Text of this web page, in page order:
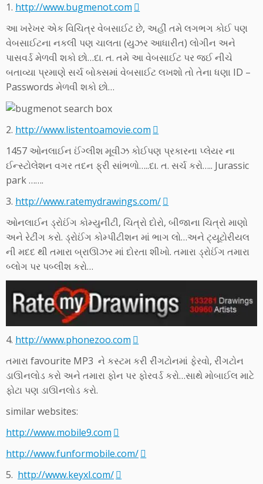
1. http://www.bugmenot.com
આ ખરેખર એક વિચિત્ર વેબસાઈટ છે, અહીં તમે લગભગ કોઈ પણ
વેબસાઈટના નકલી પણ ચાલતા (યુઝર આધારીત) લોગીન અને
પાસવર્ડ મેળવી શકો છો…દા. ત. તમે આ વેબસાઈટ પર જઈ નીચે
બતાવ્યા પ્રમાણે સર્ચ બોક્સમાં વેબસાઈટ લખશો તો તેના ધણા ID –
Passwords મેળવી શકો છો…
2. http://www.listentoamovie.com
1457 ઓનલાઈન ઈંગ્લીશ મૂવીઝ કોઈપણ પ્રકારના પ્લેયર ના
ઈન્સ્ટોલેશન વગર તદન ફ્રી સાંભળો…..દા. ત. સર્ચ કરો….. Jurassic
park …….
3. http://www.ratemydrawings.com/
ઓનલાઈન ડ્રોઈંગ કોમ્યુનીટી, ચિત્રો દોરો, બીજાના ચિત્રો માણો
અને રેટીંગ કરો. ડ્રોઈંગ કોમ્પીટીશન માં ભાગ લો…અને ટ્યૂટોરીયલ
ની મદદ થી તમારા બ્રાઊઝર માં દોરતા શીખો. તમારા ડ્રોઈંગ તમારા
બ્લોગ પર પબ્લીશ કરો…
4. http://www.phonezoo.com
તમારા favourite MP3 ને કસ્ટમ કરી રીંગટોનમાં ફેરવો, રીંગટોન
ડાઊનલોડ કરો અને તમારા ફોન પર ફોરવર્ડ કરો…સાથે મોબાઈલ માટે
ફોટા પણ ડાઊનલોડ કરો.
similar websites:
http://www.mobile9.com
http://www.funformobile.com/
5. http://www.keyxl.com/